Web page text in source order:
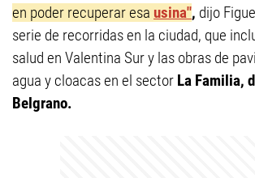
en poder recuperar esa usina", dijo
serie de recorridas en la ciudad, que
salud en Valentina Sur y las obras de
agua y cloacas en el sector La Familia,
Belgrano.